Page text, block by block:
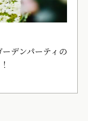
デンパーティの